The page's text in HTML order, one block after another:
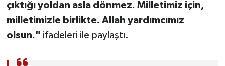
çıktığı yoldan asla dönmez. Milletimiz için,
milletimizle birlikte. Allah yardımcımız
olsun." ifadeleri ile paylaştı.